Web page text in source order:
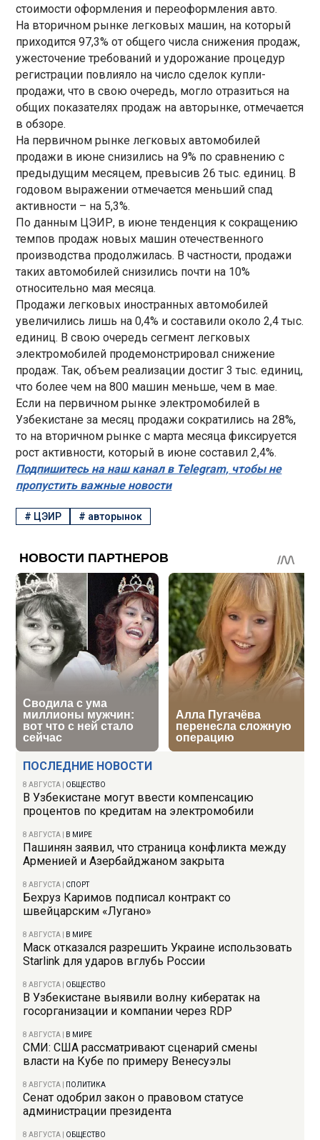
ПОСЛЕДНИЕ НОВОСТИ
8 АВГУСТА ОБЩЕСТВО
В Узбекистане могут ввести компенсацию
процентов по кредитам на электромобили
8 АВГУСТА В МИРЕ
Пашинян заявил, что страница конфликта между
Арменией и Азербайджаном закрыта
8 АВГУСТА СПОРТ
Бехруз Каримов подписал контракт со
швейцарским «Лугано»
8 АВГУСТА В МИРЕ
Маск отказался разрешить Украине использовать
Starlink для ударов вглубь России
8 АВГУСТА ОБЩЕСТВО
В Узбекистане выявили волну кибератак на
госорганизации и компании через RDP
8 АВГУСТА В МИРЕ
СМИ: США рассматривают сценарий смены
власти на Кубе по примеру Венесуэлы
8 АВГУСТА ПОЛИТИКА
Сенат одобрил закон о правовом статусе
администрации президента
8 АВГУСТА ОБЩЕСТВО
стоимости оформления и переоформления авто.
На вторичном рынке легковых машин, на который
приходится 97,3% от общего числа снижения продаж,
ужесточение требований и удорожание процедур
регистрации повлияло на число сделок купли-
продажи, что в свою очередь, могло отразиться на
общих показателях продаж на авторынке, отмечается
в обзоре.
На первичном рынке легковых автомобилей
продажи в июне снизились на 9% по сравнению с
предыдущим месяцем, превысив 26 тыс. единиц. В
годовом выражении отмечается меньший спад
активности – на 5,3%.
По данным ЦЭИР, в июне тенденция к сокращению
темпов продаж новых машин отечественного
производства продолжилась. В частности, продажи
таких автомобилей снизились почти на 10%
относительно мая месяца.
Продажи легковых иностранных автомобилей
увеличились лишь на 0,4% и составили около 2,4 тыс.
единиц. В свою очередь сегмент легковых
электромобилей продемонстрировал снижение
продаж. Так, объем реализации достиг 3 тыс. единиц,
что более чем на 800 машин меньше, чем в мае.
Если на первичном рынке электромобилей в
Узбекистане за месяц продажи сократились на 28%,
то на вторичном рынке с марта месяца фиксируется
рост активности, который в июне составил 2,4%.
Подпишитесь на наш канал в Telegram, чтобы не
пропустить важные новости
# ЦЭИР # авторынок